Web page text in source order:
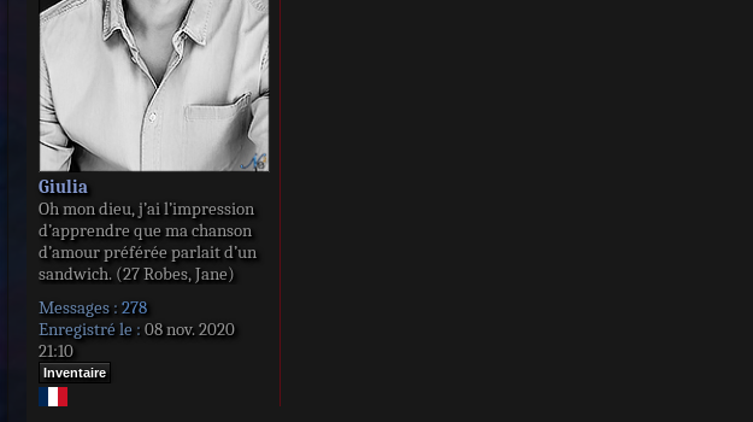
Giulia
Oh mon dieu, j’ai l’impression
d’apprendre que ma chanson
d’amour préférée parlait d’un
sandwich. (27 Robes, Jane)
Messages : 278
Enregistré le : 08 nov. 2020
21:10
Inventaire